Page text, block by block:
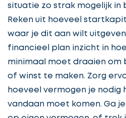
situatie zo strak mogelijk in
Reken uit hoeveel
waar je dit aan wilt
financieel plan inzicht in
minimaal moet draaien om
of winst te maken. Zorg
hoeveel vermogen je nodig
vandaan moet komen. Ga